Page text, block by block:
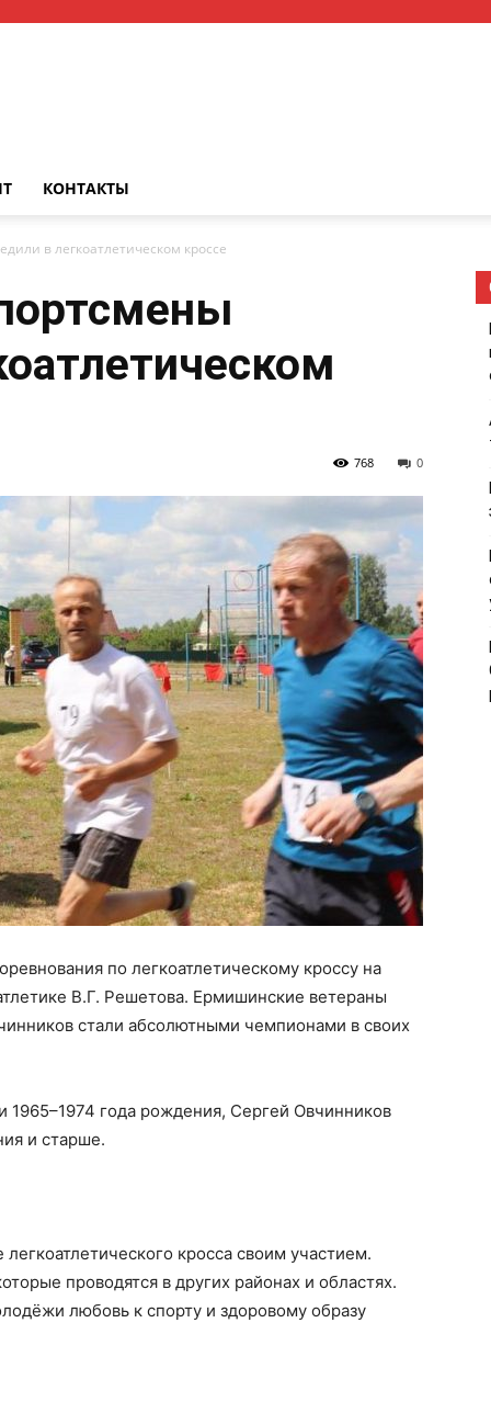
КОНТАКТЫ
в легкоатлетическом кроссе
0
768
по легкоатлетическому кроссу на
В.Г. Решетова. Ермишинские ветераны
стали абсолютными чемпионами в своих
года рождения, Сергей Овчинников
и старше.
кросса своим участием.
проводятся в других районах и областях.
любовь к спорту и здоровому образу